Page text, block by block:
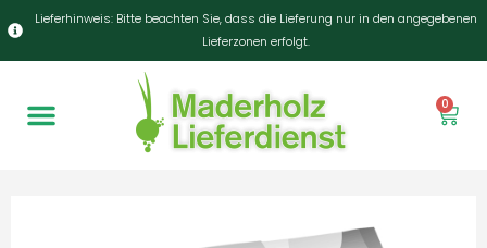
Lieferhinweis: Bitte beachten Sie, dass die Lieferung nur in den angegebenen
Lieferzonen erfolgt.
0